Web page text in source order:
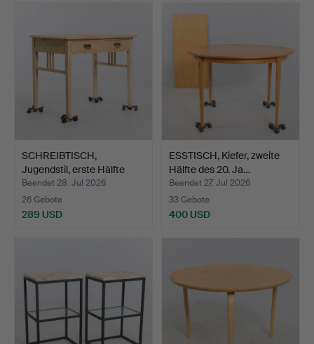
SCHREIBTISCH,
Jugendstil, erste Hälfte
des…
Beendet 28. Jul 2026
26 Gebote
289 USD
ESSTISCH, Kiefer, zweite
Hälfte des 20. Ja…
Beendet 27. Jul 2026
33 Gebote
400 USD